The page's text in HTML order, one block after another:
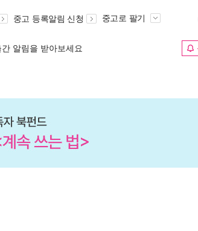
중고 등록알림 신청 중고로 팔기
알림을 받아보세요